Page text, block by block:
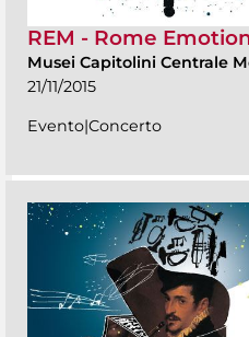
REM - Rome
Musei Capitolini Centrale
21/11/2015
Evento|Concerto